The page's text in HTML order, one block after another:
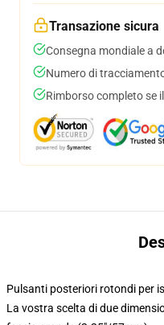
Transazione sicura
Consegna mondiale a
Numero di
Rimborso completo se
Pulsanti posteriori rotondi per
La vostra scelta di due